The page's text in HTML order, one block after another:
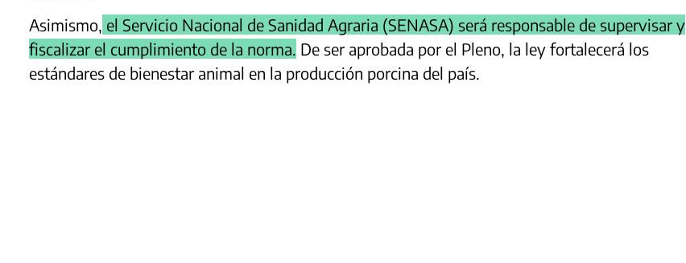
Asimismo, el Servicio Nacional de Sanidad Agraria (SENASA) será responsable de supervisar y
fiscalizar el cumplimiento de la norma. De ser aprobada por el Pleno, la ley fortalecerá los
estándares de bienestar animal en la producción porcina del país.